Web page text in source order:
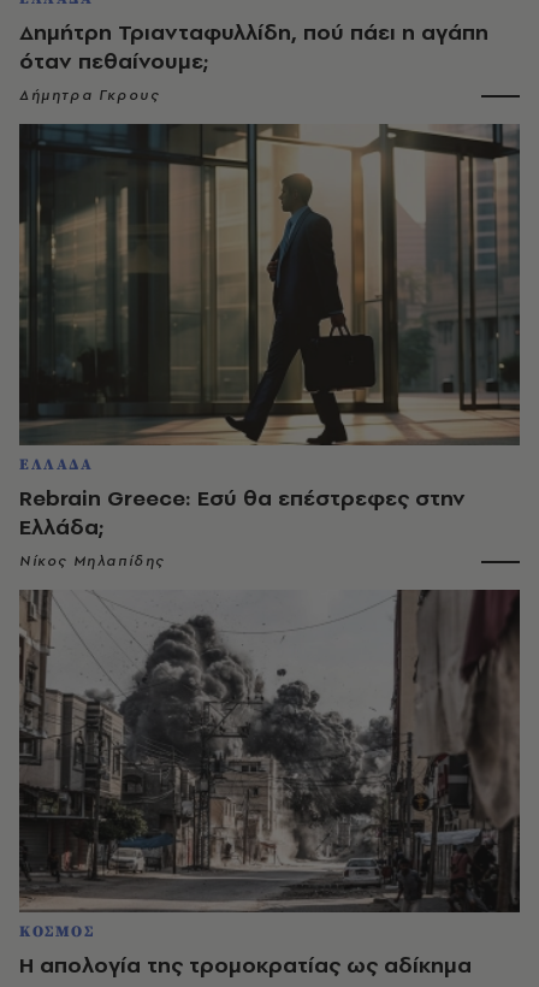
Δημήτρη Τριανταφυλλίδη, πού πάει η αγάπη
όταν πεθαίνουμε;
Δήμητρα Γκρους
ΕΛΛΑΔΑ
Rebrain Greece: Εσύ θα επέστρεφες στην
Ελλάδα;
Νίκος Μηλαπίδης
ΚΟΣΜΟΣ
Η απολογία της τρομοκρατίας ως αδίκημα